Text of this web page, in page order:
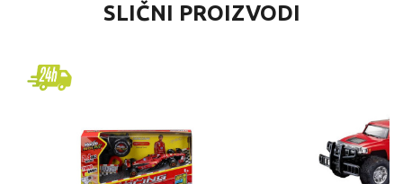
SLIČNI PROIZVODI